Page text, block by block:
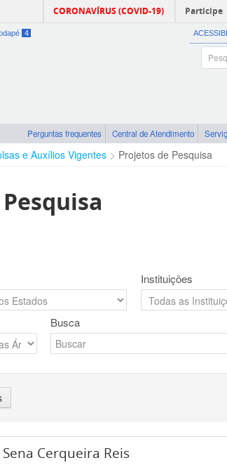
CORONAVÍRUS (COVID-19) Participe
4
Perguntas frequentes Central de Atendimento
e Auxílios Vigentes Projetos de Pesquisa
Instituições
Busca
Cerqueira Reis